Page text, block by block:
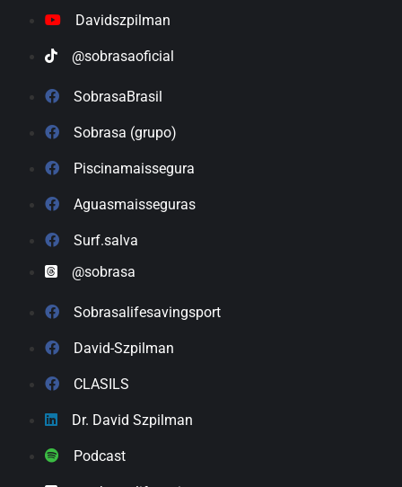
Davidszpilman
@sobrasaoficial
SobrasaBrasil
Sobrasa (grupo)
Piscinamaissegura
Aguasmaisseguras
Surf.salva
@sobrasa
Sobrasalifesavingsport
David-Szpilman
CLASILS
Dr. David Szpilman
Podcast